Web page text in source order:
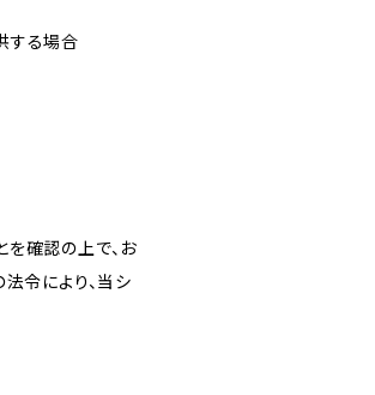
する場合
確認の上で、お
令により、当シ